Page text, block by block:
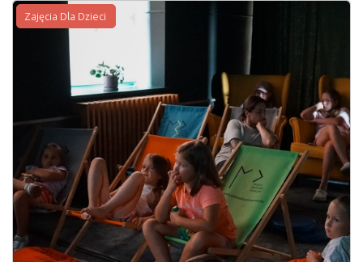
Zajęcia Dla Dzieci